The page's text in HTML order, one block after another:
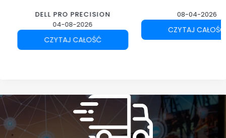
DELL PRO PRECISION
04-08-2026
CZYTAJ CAŁOŚĆ
08-04-2026
CZYTAJ CAŁOŚĆ